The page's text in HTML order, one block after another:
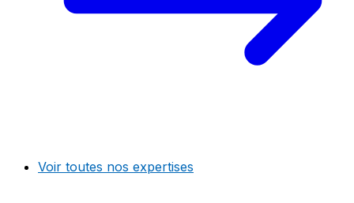
Voir toutes nos expertises